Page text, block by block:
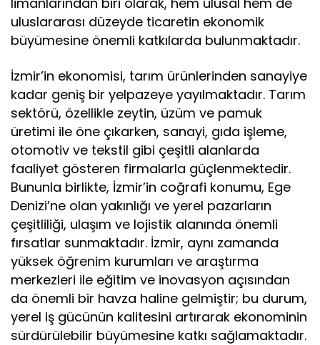
uluslararası düzeyde ticaretin ekonomik
büyümesine önemli katkılarda bulunmaktadır.
İzmir’in ekonomisi, tarım ürünlerinden sanayiye
kadar geniş bir yelpazeye yayılmaktadır. Tarım
sektörü, özellikle zeytin, üzüm ve pamuk
üretimi ile öne çıkarken, sanayi, gıda işleme,
otomotiv ve tekstil gibi çeşitli alanlarda
faaliyet gösteren firmalarla güçlenmektedir.
Bununla birlikte, İzmir’in coğrafi konumu, Ege
Denizi’ne olan yakınlığı ve yerel pazarların
çeşitliliği, ulaşım ve lojistik alanında önemli
fırsatlar sunmaktadır. İzmir, aynı zamanda
yüksek öğrenim kurumları ve araştırma
merkezleri ile eğitim ve inovasyon açısından
da önemli bir havza haline gelmiştir; bu durum,
yerel iş gücünün kalitesini artırarak ekonominin
sürdürülebilir büyümesine katkı sağlamaktadır.